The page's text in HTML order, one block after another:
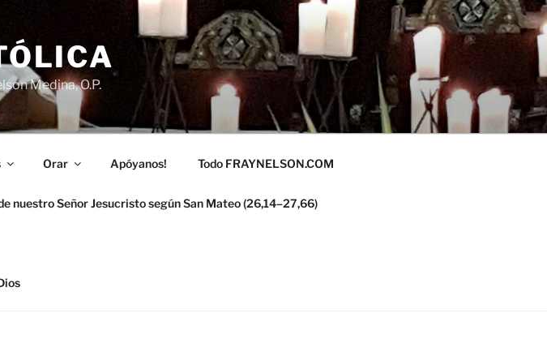
Medina, O.P.
Orar Apóyanos! Todo FRAYNELSON.COM
nuestro Señor Jesucristo según San Mateo (26,14–27,66)